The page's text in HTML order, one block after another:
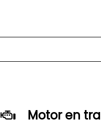
Motor en